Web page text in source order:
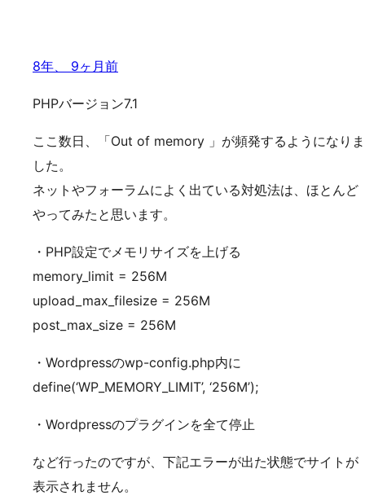
8年、 9ヶ月前
PHPバージョン7.1
ここ数日、「Out of memory 」が頻発するようになりま
した。
ネットやフォーラムによく出ている対処法は、ほとんど
やってみたと思います。
・PHP設定でメモリサイズを上げる
memory_limit = 256M
upload_max_filesize = 256M
post_max_size = 256M
・Wordpressのwp-config.php内に
define(‘WP_MEMORY_LIMIT’, ‘256M’);
・Wordpressのプラグインを全て停止
など行ったのですが、下記エラーが出た状態でサイトが
表示されません。